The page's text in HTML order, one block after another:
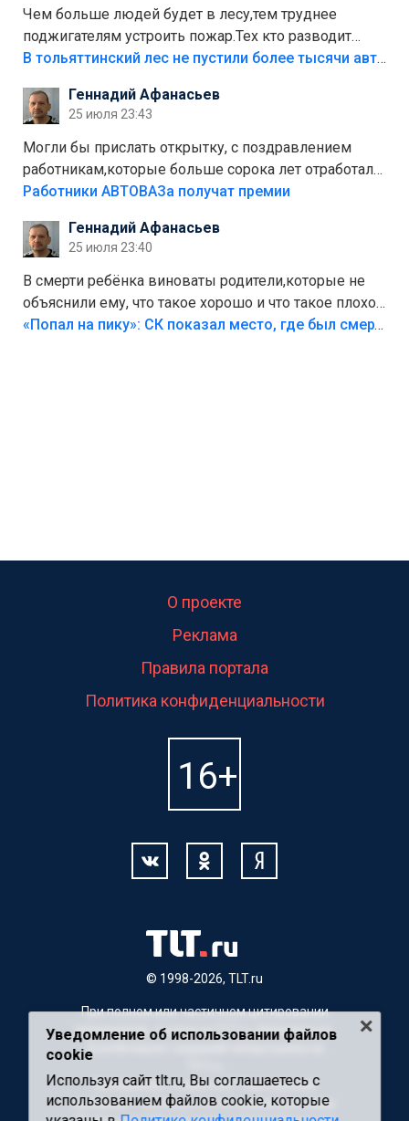
Чем больше людей будет в лесу,тем труднее
поджигателям устроить пожар.Тех кто разводит
костры,тех надо безбожно штрафовать.Камер полно
Штрафы мизерные.
В тольяттинский лес не пустили более тысячи автомобилей
Геннадий Афанасьев
25 июля 23:43
Могли бы прислать открытку, с поздравлением
работникам,которые больше сорока лет отработали
на предприятии.
Работники АВТОВАЗа получат премии
Геннадий Афанасьев
25 июля 23:40
В смерти ребёнка виноваты родители,которые не
объяснили ему, что такое хорошо и что такое плохо!
Лезть через такой забор,верх безумия,есть же
«Попал на пику»: СК показал место, где был смертельно травмирован ребенок в Тольятти
© 1998-2026, TLT.ru
О проекте
Реклама
Правила портала
Политика конфиденциальности
При полном или частичном цитировании
материалов, ссылка на TLT.ru обязательна.
Для Интернет-изданий гиперссылка на
Материалы с пометкой "Партнерский
материал" публикуются на правах рекламы.
Уведомление об использовании файлов
cookie
Используя сайт tlt.ru, Вы соглашаетесь с
использованием файлов cookie, которые